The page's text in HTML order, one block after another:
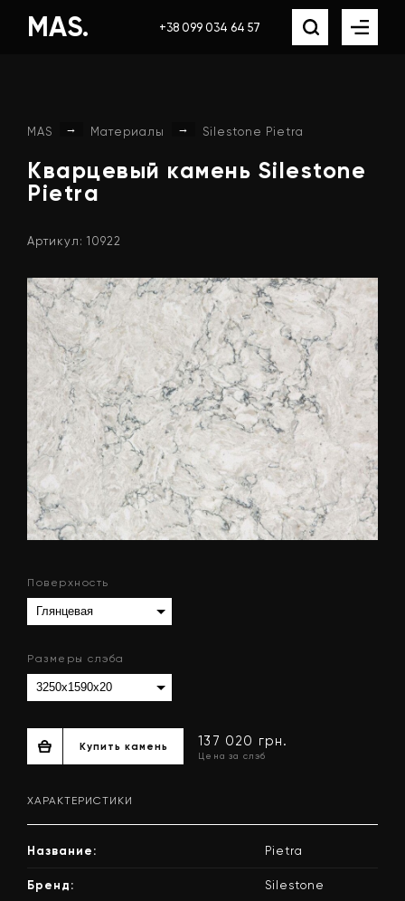
MAS. +38 099 034 64 57
MAS → Материалы → Silestone Pietra
Кварцевый камень Silestone
Pietra
Артикул: 10922
Поверхность
Размеры слэба
ХАРАКТЕРИСТИКИ
Название: Pietra
Бренд: Silestone